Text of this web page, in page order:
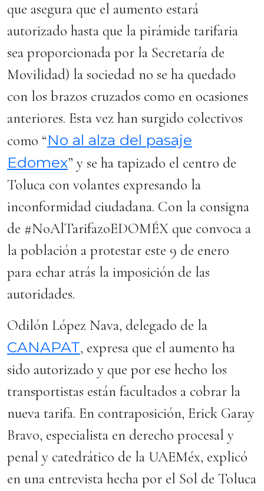
que asegura que el aumento estará
autorizado hasta que la pirámide tarifaria
sea proporcionada por la Secretaría de
Movilidad) la sociedad no se ha quedado
con los brazos cruzados como en ocasiones
anteriores. Esta vez han surgido colectivos
como “No al alza del pasaje
Edomex” y se ha tapizado el centro de
Toluca con volantes expresando la
inconformidad ciudadana. Con la consigna
de #NoAlTarifazoEDOMÉX que convoca a
la población a protestar este 9 de enero
para echar atrás la imposición de las
autoridades.
Odilón López Nava, delegado de la
CANAPAT, expresa que el aumento ha
sido autorizado y que por ese hecho los
transportistas están facultados a cobrar la
nueva tarifa. En contraposición, Erick Garay
Bravo, especialista en derecho procesal y
penal y catedrático de la UAEMéx, explicó
en una entrevista hecha por el Sol de Toluca